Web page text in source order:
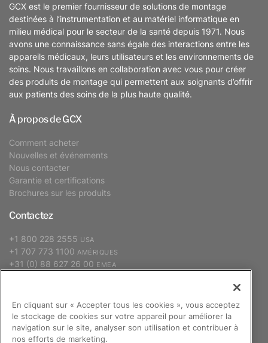
GCX est le premier fournisseur de solutions de montage
destinées à l’instrumentation et au matériel informatique en
milieu médical pour le secteur de la santé depuis 1971. Nous
avons une connaissance sans égale des interactions entre les
appareils médicaux, leurs utilisateurs et les environnements de
soins. Nous travaillons en collaboration avec vous pour créer
des produits de montage qui permettent aux soignants d’offrir
aux patients des soins de la plus haute qualité.
À propos de GCX
Comment acheter
Nouvelles et événements
Nous contacter
Garantie et certifications
Brochures sur les produits
Contactez
+1 800 228 2555 USA
+1 707 773 1100 AMÉRIQUES
+31 (0) 88 627 26 00 EMEA
S’abonner
En cliquant sur « Accepter tous les cookies », vous acceptez
le stockage de cookies sur votre appareil pour améliorer la
navigation sur le site, analyser son utilisation et contribuer à
nos efforts de marketing.